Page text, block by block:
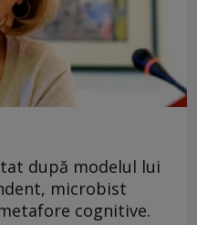
după modelul lui
microbist
cognitive.